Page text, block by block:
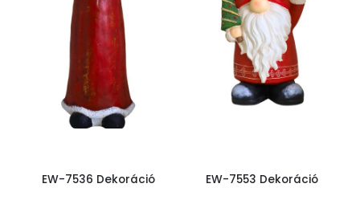
EW-7536 Dekoráció EW-7553 Dekoráció